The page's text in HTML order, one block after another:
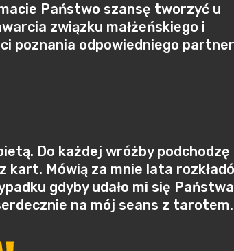
Państwo szansę tworzyć u
związku małżeńskiego i
poznania odpowiedniego
Do każdej wróżby podchodzę
Mówią za mnie lata
gdyby udało mi się Państwa
na mój seans z tarotem.